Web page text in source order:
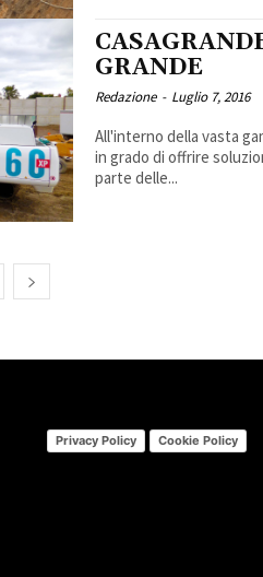
GRANDE
Redazione - Luglio 7, 2016
All'interno della vasta
in grado di offrire
parte delle...
Privacy Policy Cookie Policy